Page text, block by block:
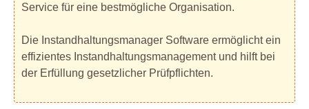
Service für eine bestmögliche Organisation.
Die Instandhaltungsmanager Software ermöglicht ein
effizientes Instandhaltungsmanagement und hilft bei
der Erfüllung gesetzlicher Prüfpflichten.